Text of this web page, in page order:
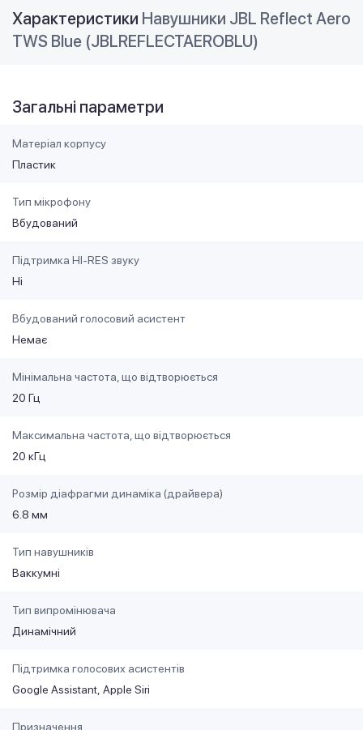
Характеристики Навушники JBL Reflect Aero
TWS Blue (JBLREFLECTAEROBLU)
Загальні параметри
Матеріал корпусу
Пластик
Тип мікрофону
Вбудований
Підтримка HI-RES звуку
Ні
Вбудований голосовий асистент
Немає
Мінімальна частота, що відтворюється
20 Гц
Максимальна частота, що відтворюється
20 кГц
Розмір діафрагми динаміка (драйвера)
6.8 мм
Тип навушників
Ваккумні
Тип випромінювача
Динамічний
Підтримка голосових асистентів
Google Assistant Apple Siri
Призначення